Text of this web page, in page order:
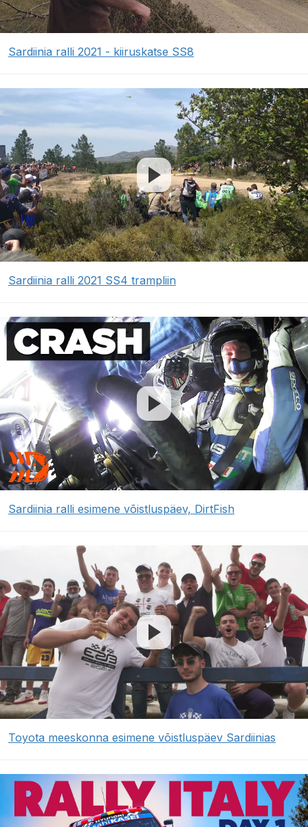
Sardiinia ralli 2021 - kiiruskatse SS8
Sardiinia ralli 2021 SS4 trampliin
Sardiinia ralli esimene võistluspäev, DirtFish
Toyota meeskonna esimene võistluspäev Sardiinias